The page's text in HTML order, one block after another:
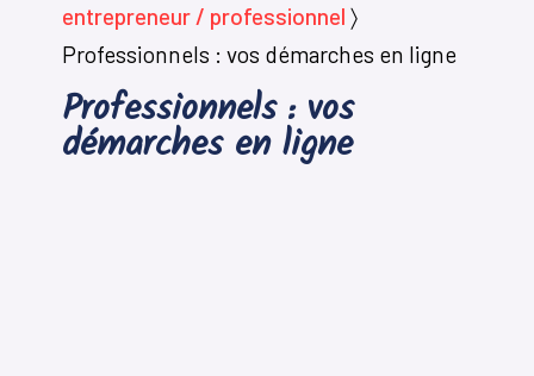
entrepreneur / professionnel 〉
Professionnels : vos démarches en ligne
Professionnels : vos
démarches en ligne